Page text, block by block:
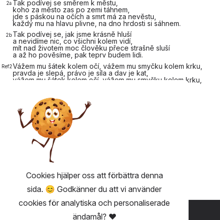
2a Tak podívej se směrem k městu,
koho za město zas po zemi táhnem,
jde s páskou na očích a smrt má za nevěstu,
každý mu na hlavu plivne, na dno hrdosti si sáhnem.
2b Tak podívej se, jak jsme krásně hluší
a nevidíme nic, co všichni kolem vidí,
mít nad životem moc člověku přece strašně sluší
a až ho pověsíme, pak teprv budem lidi.
Ref2 Vážem mu šátek kolem očí, vážem mu smyčku kolem krku,
pravda je slepá, právo je síla a dav je kat,
vážem mu šátek kolem očí, vážem mu smyčku kolem krku,
Tak podívej se směrem k městu,
jak ležím na zemi a dav mě někam táhne,
ve vlasech krev a sliny, před očima cestu,
„Ejhle, toť člověk!“ kdekdo pro klacek teď
Tak podívej se, jak jsou strašně slepí,
nikdo už neumlčí davu řev,
rány mě pálí, prach mi oči lepí,
právo je síla, síla je
ANVÄNDBART 💡
Cookies hjälper oss att förbättra denna
sida. 😊 Godkänner du att vi använder
cookies för analytiska och personaliserade
ändamål? ❤️